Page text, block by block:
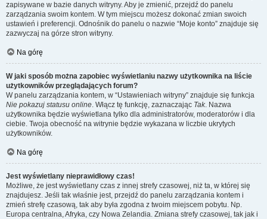
zapisywane w bazie danych witryny. Aby je zmienić, przejdź do panelu
zarządzania swoim kontem. W tym miejscu możesz dokonać zmian swoich
ustawień i preferencji. Odnośnik do panelu o nazwie “Moje konto” znajduje się
zazwyczaj na górze stron witryny.
Na górę
W jaki sposób można zapobiec wyświetlaniu nazwy użytkownika na liście
użytkowników przeglądających forum?
W panelu zarządzania kontem, w “Ustawieniach witryny” znajduje się funkcja
Nie pokazuj statusu online. Włącz tę funkcję, zaznaczając Tak. Nazwa
użytkownika będzie wyświetlana tylko dla administratorów, moderatorów i dla
ciebie. Twoja obecność na witrynie będzie wykazana w liczbie ukrytych
użytkowników.
Na górę
Jest wyświetlany nieprawidłowy czas!
Możliwe, że jest wyświetlany czas z innej strefy czasowej, niż ta, w której się
znajdujesz. Jeśli tak właśnie jest, przejdź do panelu zarządzania kontem i
zmień strefę czasową, tak aby była zgodna z twoim miejscem pobytu. Np.
Europa centralna, Afryka, czy Nowa Zelandia. Zmiana strefy czasowej, tak jak i